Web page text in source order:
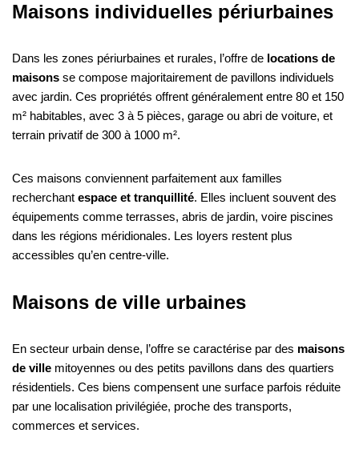
Maisons individuelles périurbaines
Dans les zones périurbaines et rurales, l’offre de locations de
maisons se compose majoritairement de pavillons individuels
avec jardin. Ces propriétés offrent généralement entre 80 et 150
m² habitables, avec 3 à 5 pièces, garage ou abri de voiture, et
terrain privatif de 300 à 1000 m².
Ces maisons conviennent parfaitement aux familles
recherchant espace et tranquillité. Elles incluent souvent des
équipements comme terrasses, abris de jardin, voire piscines
dans les régions méridionales. Les loyers restent plus
accessibles qu’en centre-ville.
Maisons de ville urbaines
En secteur urbain dense, l’offre se caractérise par des maisons
de ville mitoyennes ou des petits pavillons dans des quartiers
résidentiels. Ces biens compensent une surface parfois réduite
par une localisation privilégiée, proche des transports,
commerces et services.